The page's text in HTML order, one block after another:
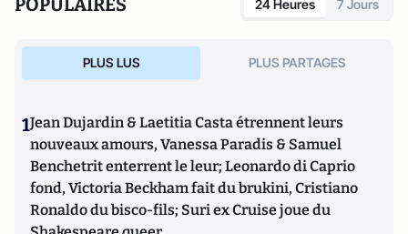
POPULAIRES 24 Heures 7 Jours
PLUS LUS PLUS PARTAGES
1Jean Dujardin & Laetitia Casta étrennent leurs
nouveaux amours, Vanessa Paradis & Samuel
Benchetrit enterrent le leur; Leonardo di Caprio
fond, Victoria Beckham fait du brukini, Cristiano
Ronaldo du bisco-fils; Suri ex Cruise joue du